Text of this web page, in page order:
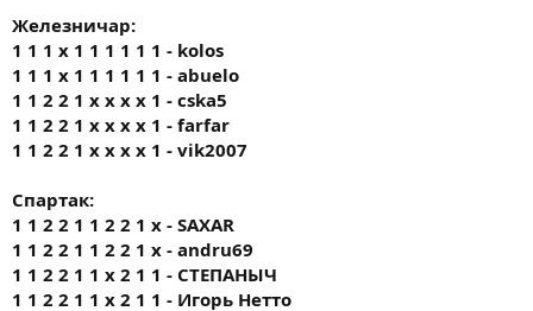
Железничар:
1 1 1 x 1 1 1 1 1 1 - kolos
1 1 1 x 1 1 1 1 1 1 - abuelo
1 1 2 2 1 x x x x 1 - cska5
1 1 2 2 1 x x x x 1 - farfar
1 1 2 2 1 x x x x 1 - vik2007
Спартак:
1 1 2 2 1 1 2 2 1 х - SAXAR
1 1 2 2 1 1 2 2 1 х - andru69
1 1 2 2 1 1 х 2 1 1 - СТЕПАНЫЧ
1 1 2 2 1 1 х 2 1 1 - Игорь Нетто